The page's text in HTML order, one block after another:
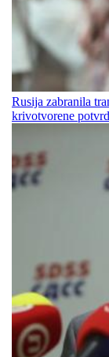
Rusija zabranila
krivotvorene